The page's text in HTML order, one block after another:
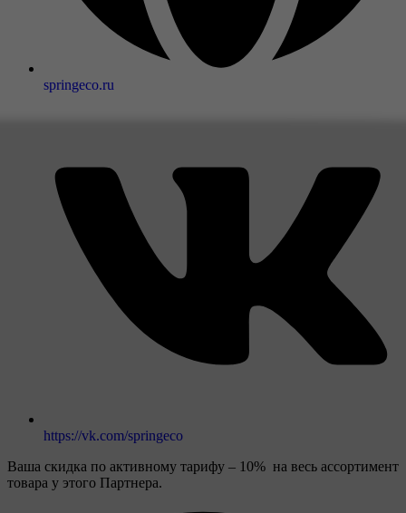
springeco.ru
https://vk.com/springeco
Ваша скидка по активному тарифу – 10% на весь ассортимент
товара у этого Партнера.